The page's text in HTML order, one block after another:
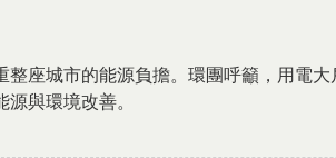
座城市的能源負擔。環團呼籲，用電大
與環境改善。